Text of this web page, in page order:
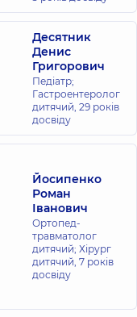
Десятник
Денис
Григорович
Педіатр;
Гастроентеролог
дитячий, 29 років
досвіду
Йосипенко
Роман
Іванович
Ортопед-
травматолог
дитячий; Хірург
дитячий, 7 років
досвіду